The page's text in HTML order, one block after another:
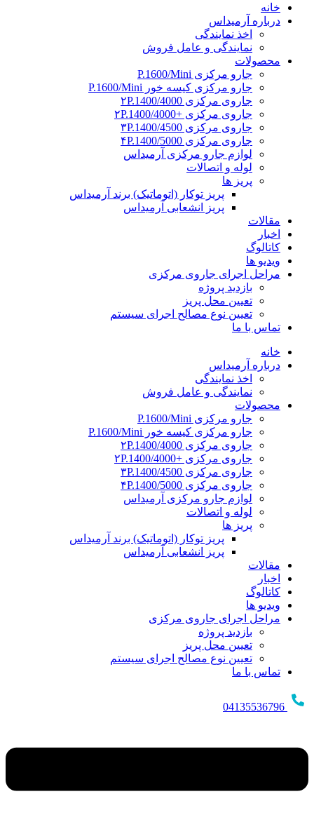
خانه
درباره آرمیداس
اخذ نمایندگی
نمایندگی و عامل فروش
محصولات
جارو مرکزی P.1600/Mini
جارو مرکزی کیسه خور P.1600/Mini
جاروی مرکزی ۲P.1400/4000
جاروی مرکزی +۲P.1400/4000
جاروی مرکزی ۳P.1400/4500
جاروی مرکزی ۴P.1400/5000
لوازم جارو مرکزی آرمیداس
لوله و اتصالات
پریز ها
پریز توکار (اتوماتیک) برند آرمیداس
پریز انشعابی آرمیداس
مقالات
اخبار
کاتالوگ
ویدیو ها
مراحل اجرای جاروی مرکزی
بازدید پروژه
تعیین محل پریز
تعیین نوع مصالح اجرای سیستم
تماس با ما
خانه
درباره آرمیداس
اخذ نمایندگی
نمایندگی و عامل فروش
محصولات
جارو مرکزی P.1600/Mini
جارو مرکزی کیسه خور P.1600/Mini
جاروی مرکزی ۲P.1400/4000
جاروی مرکزی +۲P.1400/4000
جاروی مرکزی ۳P.1400/4500
جاروی مرکزی ۴P.1400/5000
لوازم جارو مرکزی آرمیداس
لوله و اتصالات
پریز ها
پریز توکار (اتوماتیک) برند آرمیداس
پریز انشعابی آرمیداس
مقالات
اخبار
کاتالوگ
ویدیو ها
مراحل اجرای جاروی مرکزی
بازدید پروژه
تعیین محل پریز
تعیین نوع مصالح اجرای سیستم
تماس با ما
04135536796